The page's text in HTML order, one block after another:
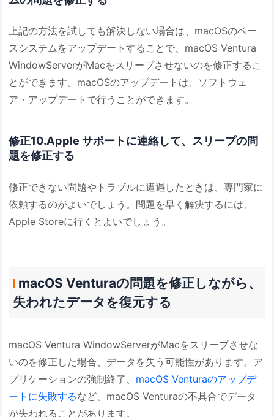
上記の方法を試しても解決しない場合は、macOSのベー
スシステムをアップデートすることで、macOS Ventura
WindowServerがMacをスリープさせないのを修正するこ
とができます。macOSのアップデートは、ソフトウェ
ア・アップデートで行うことができます。
修正10.Apple サポートに連絡して、スリープの問
題を修正する
修正できない問題やトラブルに遭遇したときは、専門家に
依頼するのがよいでしょう。問題を早く解決するには、
Apple Storeに行くとよいでしょう。
macOS Venturaの問題を修正しながら、
失われたデータを復元する
macOS Ventura WindowServerがMacをスリープさせな
いのを修正した場合、データを失う可能性があります。ア
プリケーションの強制終了、 macOS Venturaのアップデ
ートに失敗するなど、macOS Venturaの不具合でデータ
が失われることがあります。